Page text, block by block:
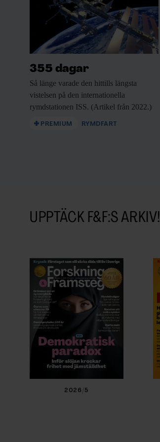
355 dagar
Så länge varade den hittills längsta
vistelsen på den internationella
rymdstationen ISS. (Artikel från 2022.)
PREMIUM RYMDFART
UPPTÄCK F&F:S ARKIV!
2026/5